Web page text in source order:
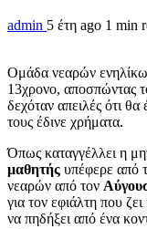
admin 5 έτη ago 1 min
Ομάδα νεαρών
13χρονο, αποσπώντας
δεχόταν απειλές ότι
τους έδινε χρήματα.
Όπως καταγγέλλει η
μαθητής υπέφερε από
νεαρών από τον
για τον εφιάλτη που
να πηδήξει από ένα